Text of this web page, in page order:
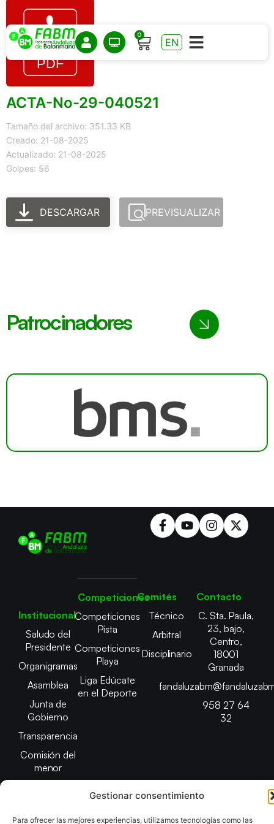
Gestionar consentimiento
Para ofrecer las mejores experiencias, utilizamos tecnologías como las
0
EN
ACTA-No-29-040521
Tamaño del archivo: 351.33 KB
Creado: 21-08-2025
Actualizado: 21-08-2025
Golpes: 56
DESCARGAR PREVISUALIZAR
Patrocinadores
Institucional
Saludo del
Presidente
Organigramas
Asamblea
Junta de
Gobierno
Transparencia
Comisión del
menor
Competiciones
Competiciones
Pista
Competiciones
Playa
Liga Edúcate
en el Deporte
Comités
Técnico
Arbitral
Disciplinario
Contacto
C. Sta. Paula,
23, bajo,
Centro,
18001
Granada
958 27 64
32